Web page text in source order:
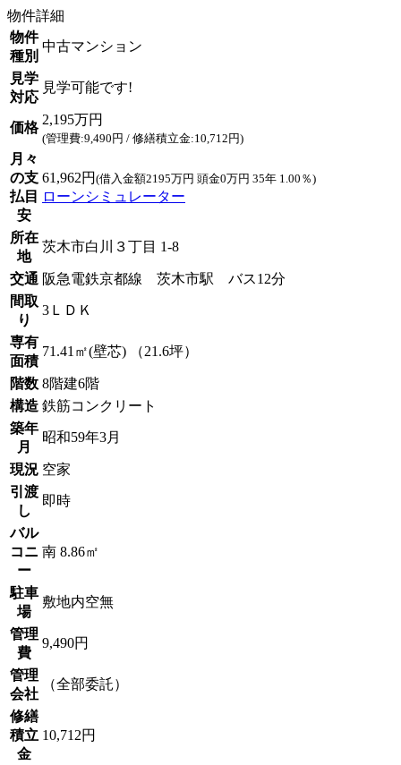
物件詳細
物件
種別
中古マンション
見学
対応
見学可能です!
価格
2,195万円
(管理費:9,490円 / 修繕積立金:10,712円)
月々
の支
払目
安
61,962円 (借入金額2195万円 頭金0万円 35年 1.00％)
ローンシミュレーター
所在
地
茨木市白川３丁目 1-8
交通 阪急電鉄京都線 茨木市駅 バス12分
間取
り
3ＬＤＫ
専有
面積
71.41㎡(壁芯) （21.6坪）
階数 8階建6階
構造 鉄筋コンクリート
築年
月
昭和59年3月
現況 空家
引渡
し
即時
バル
コニ
ー
南 8.86㎡
駐車
場
敷地内空無
管理
費
9,490円
管理
会社
（全部委託）
修繕
積立
金
10,712円